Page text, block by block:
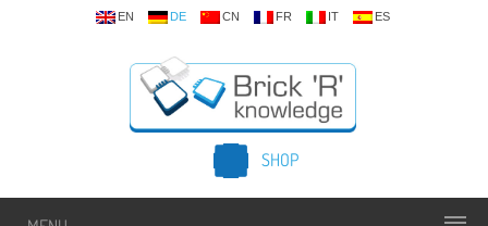
EN DE CN FR IT ES
SHOP